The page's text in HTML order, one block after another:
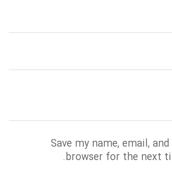
Save my name, email,
browser for the next